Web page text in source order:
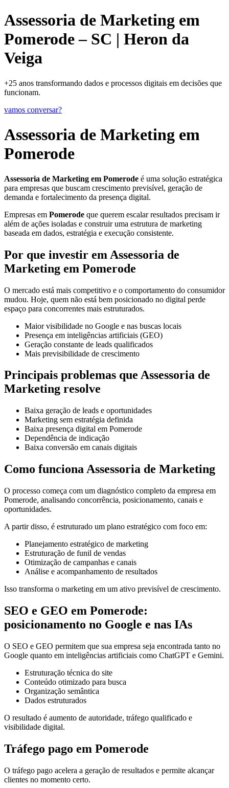
Assessoria de Marketing em
Pomerode – SC | Heron da
Veiga
+25 anos transformando dados e processos digitais em decisões que
funcionam.
vamos conversar?
Assessoria de Marketing em
Pomerode
Assessoria de Marketing em Pomerode é uma solução estratégica
para empresas que buscam crescimento previsível, geração de
demanda e fortalecimento da presença digital.
Empresas em Pomerode que querem escalar resultados precisam ir
além de ações isoladas e construir uma estrutura de marketing
baseada em dados, estratégia e execução consistente.
Por que investir em Assessoria de
Marketing em Pomerode
O mercado está mais competitivo e o comportamento do consumidor
mudou. Hoje, quem não está bem posicionado no digital perde
espaço para concorrentes mais estruturados.
Maior visibilidade no Google e nas buscas locais
Presença em inteligências artificiais (GEO)
Geração constante de leads qualificados
Mais previsibilidade de crescimento
Principais problemas que Assessoria de
Marketing resolve
Baixa geração de leads e oportunidades
Marketing sem estratégia definida
Baixa presença digital em Pomerode
Dependência de indicação
Baixa conversão em canais digitais
Como funciona Assessoria de Marketing
O processo começa com um diagnóstico completo da empresa em
Pomerode, analisando concorrência, posicionamento, canais e
oportunidades.
A partir disso, é estruturado um plano estratégico com foco em:
Planejamento estratégico de marketing
Estruturação de funil de vendas
Otimização de campanhas e canais
Análise e acompanhamento de resultados
Isso transforma o marketing em um ativo previsível de crescimento.
SEO e GEO em Pomerode:
posicionamento no Google e nas IAs
O SEO e GEO permitem que sua empresa seja encontrada tanto no
Google quanto em inteligências artificiais como ChatGPT e Gemini.
Estruturação técnica do site
Conteúdo otimizado para busca
Organização semântica
Dados estruturados
O resultado é aumento de autoridade, tráfego qualificado e
visibilidade digital.
Tráfego pago em Pomerode
O tráfego pago acelera a geração de resultados e permite alcançar
clientes no momento certo.